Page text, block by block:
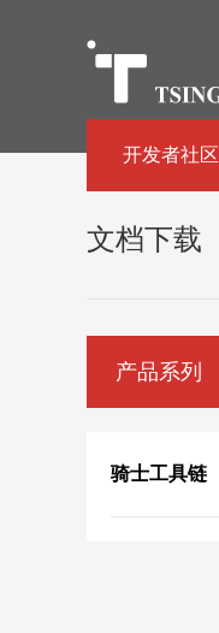
开发者社区
文档下载
骑士工具链